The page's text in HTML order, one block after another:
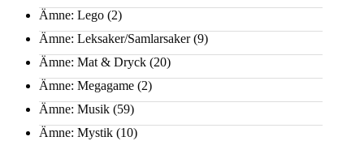
Ämne: Lego (2)
Ämne: Leksaker/Samlarsaker(9)
Ämne: Mat & Dryck (20)
Ämne: Megagame (2)
Ämne: Musik (59)
Ämne: Mystik (10)